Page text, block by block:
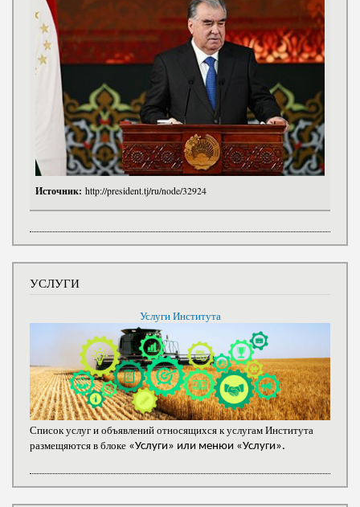
Источник: http://president.tj/ru/node/32924
УСЛУГИ
Услуги Института
Список услуг и объявлений относящихся к услугам Института
размещяются в блоке «Услуги» или менюи «Услуги».